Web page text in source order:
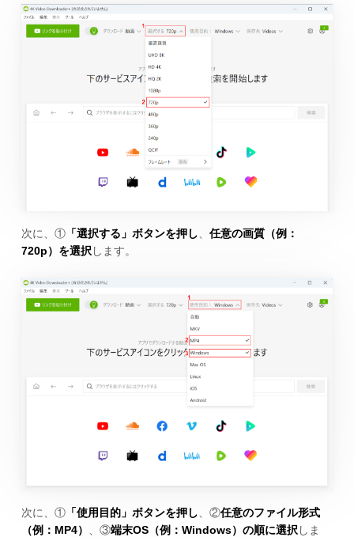
次に、①「選択する」ボタンを押し
任意の画質（例：
720p）を選択 します。
次に、①「使用目的」ボタンを押し 、②任意のファイル形式
（例：MP4）
、③端末OS（例：Windows）の順に選択 しま